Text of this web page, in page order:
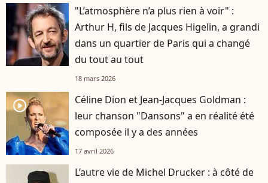
"L’atmosphère n’a plus rien à voir" :
Arthur H, fils de Jacques Higelin, a grandi
dans un quartier de Paris qui a changé
du tout au tout
18 mars 2026
player2
Céline Dion et Jean-Jacques Goldman :
leur chanson "Dansons" a en réalité été
composée il y a des années
17 avril 2026
L’autre vie de Michel Drucker : à côté de